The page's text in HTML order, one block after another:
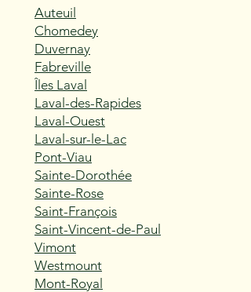
Auteuil
Chomedey
Duvernay
Fabreville
Îles Laval
Laval-des-Rapides
Laval-Ouest
Laval-sur-le-Lac
Pont-Viau
Sainte-Dorothée
Sainte-Rose
Saint-François
Saint-Vincent-de-Paul
Vimont
Westmount
Mont-Royal